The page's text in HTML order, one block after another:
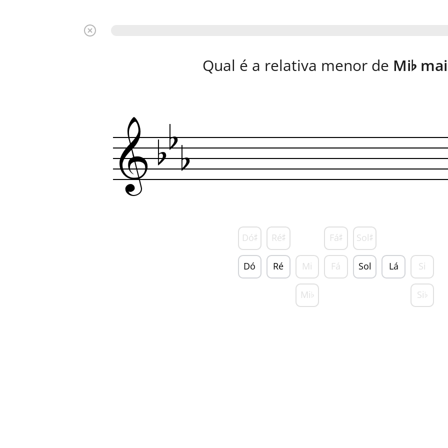
Qual é a relativa menor de Mi♭
&bbb
Dó♯ Ré♯ Fá♯ Sol♯
Dó Ré Mi Fá Sol Lá Si
Mi ♭ Si ♭